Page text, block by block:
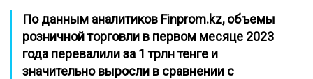
По данным аналитиков Finprom.kz, объемы
розничной торговли в первом месяце 2023
года перевалили за 1 трлн тенге и
значительно выросли в сравнении с